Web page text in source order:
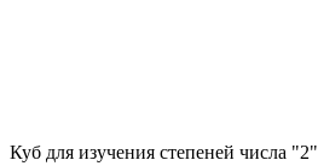
Куб для изучения степеней числа "2"